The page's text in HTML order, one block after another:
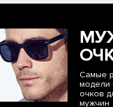
Самые
модели
очков
мужчин